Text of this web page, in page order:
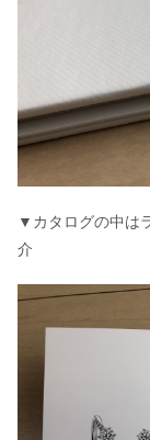
▼カタログの中は
介